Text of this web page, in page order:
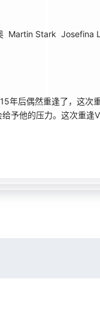
Martin Stark Josefina
年后偶然重逢了，这次
予他的压力。这次重逢